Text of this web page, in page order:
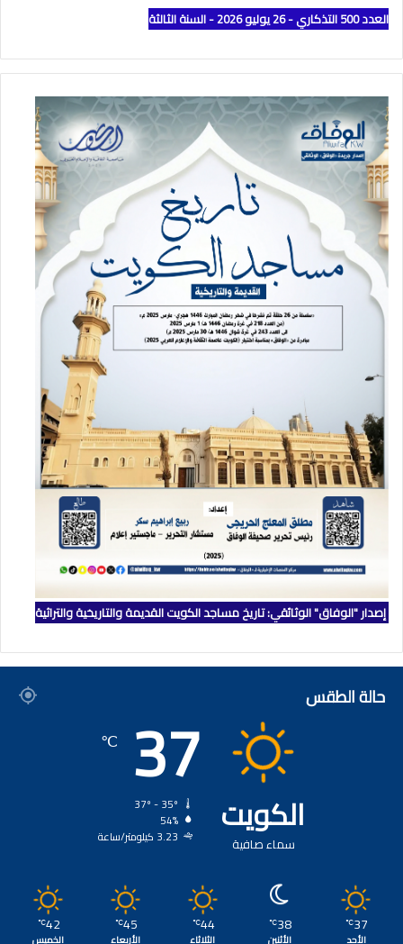
العدد 500 التذكاري - 26 يوليو 2026 - السنة الثالثة
إصدار "الوفاق" الوثائقي: تاريخ مساجد الكويت القديمة والتاريخية والتراثية
حالة الطقس
الكويت
سماء صافية
37
℃
54%
3.23 كيلومتر/ساعة
37
℃
الأحد
38
℃
الأثنين
44
℃
الثلاثاء
45
℃
الأربعاء
42
℃
الخميس